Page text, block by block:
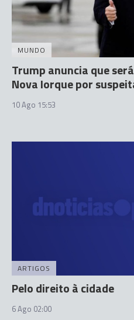
MUNDO
Trump anuncia que
Nova Iorque por
10 Ago 15:53
ARTIGOS
Pelo direito à cidade
6 Ago 02:00